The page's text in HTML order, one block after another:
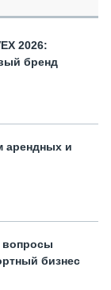
2026:
бренд
арендных и
вопросы
бизнес